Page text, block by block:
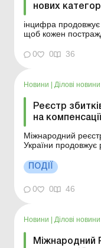
нових
інцифра продовжує
щоб кожен
справедливих
Орендоване ма...
0 0 36
Новини | Ділові новини
Реєстр
на компенсації
Міжнародний
України
матеріальної та
відкрито 21
ПОДІЇ
0 0 46
Новини Ділові новини
Міжнародний